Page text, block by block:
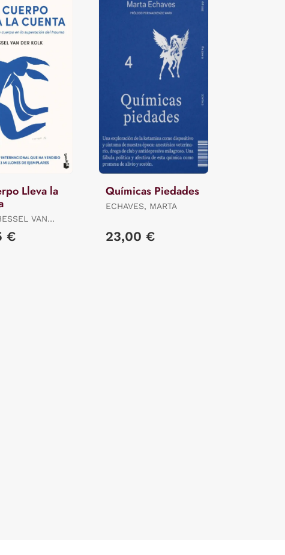
Lleva la
VAN
€
Químicas Piedades
ECHAVES, MARTA
23,00 €